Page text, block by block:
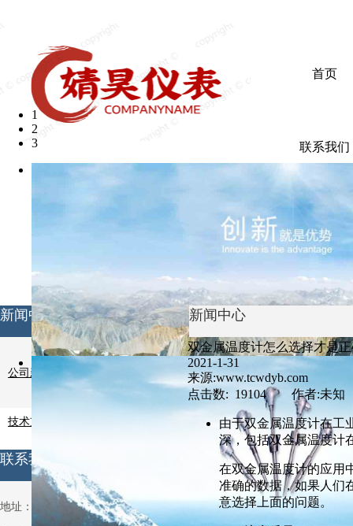
首页
联系我们
1
2
3
新闻中心
公司新闻
技术支持
联系我们
地址：安徽省天长市铜城铜北村
新闻中心
双金属温度计怎么选择才是
2021-1-31
来源:www.tcwdyb.com
点击数: 19104 作者:未知
由于双金属温度计在工
深，包括双金属温度计
在双金属温度计的应用
准确的数据，如果人们
意选择上面的问题。